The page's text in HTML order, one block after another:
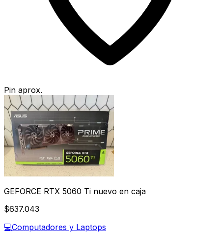
Pin aprox.
GEFORCE RTX 5060 Ti nuevo en caja
$637.043
💻Computadores y Laptops